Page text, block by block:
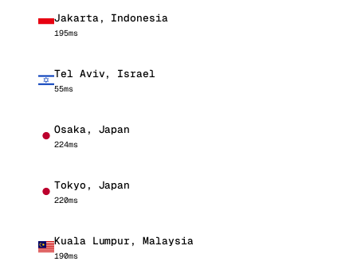
Jakarta, Indonesia
195ms
Tel Aviv, Israel
55ms
Osaka, Japan
224ms
Tokyo, Japan
220ms
Kuala Lumpur, Malaysia
190ms